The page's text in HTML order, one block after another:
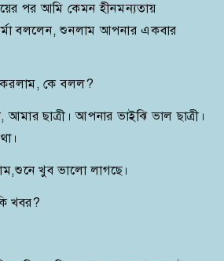
পর আমি কেমন হীনমন্যতায়
বললেন, শুনলাম আপনার একবার
করলাম, কে বলল?
আমার ছাত্রী। আপনার ভাইঝি ভাল ছাত্রী।
খুব ভালো লাগছে।
খবর?